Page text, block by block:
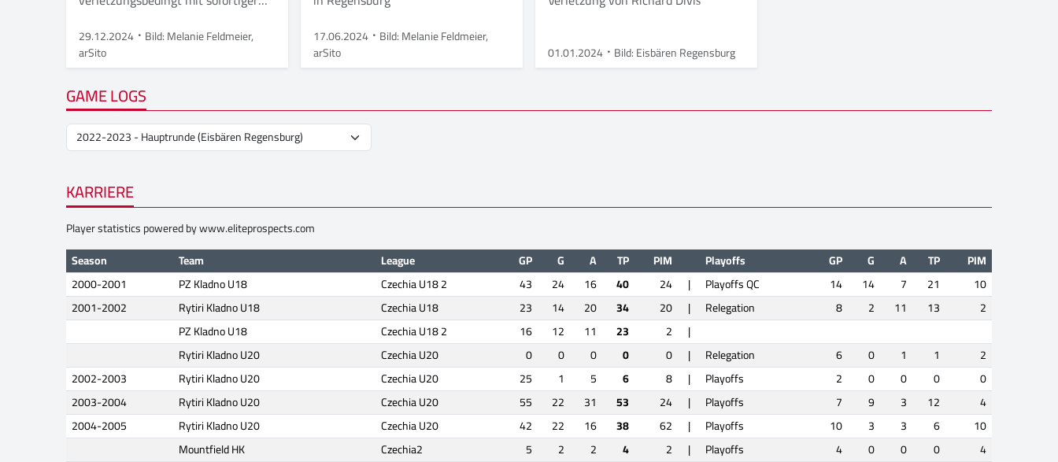
29.12.2024 Bild: Melanie Feldmeier,
arSito
17.06.2024 Bild: Melanie Feldmeier,
arSito
01.01.2024 Bild: Eisbären Regensburg
GAME LOGS
KARRIERE
Player statistics powered bywww.eliteprospects.com
Season
Team League GP G A TP PIM Playoffs GP G A TP
PIM
2000-2001
PZ Kladno U18 Czechia U18 2 43 24 16 40 24 | Playoffs QC 14 14 7 21
10
2001-2002
Rytiri Kladno U18 Czechia U18 23 14 20 34 20 | Relegation 8 2 11 13
2
PZ Kladno U18
Czechia U18 2 16 12 11 23 2
|
Rytiri Kladno U20
Czechia U20 0 0 0 0 0 | Relegation 6 0 1 1
2
2002-2003
Rytiri Kladno U20 Czechia U20 25 1 5 6 8 | Playoffs 2 0 0 0
0
2003-2004
Rytiri Kladno U20 Czechia U20 55 22 31 53 24 | Playoffs 7 9 3 12
4
2004-2005
Rytiri Kladno U20 Czechia U20 42 22 16 38 62 | Playoffs 10 3 3 6
10
Mountfield HK
Czechia2 5 2 2 4 2 | Playoffs 4 0 0 0
4